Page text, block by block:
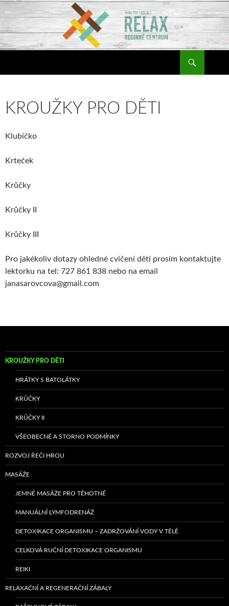
WEBU
KROUŽKY PRO DĚTI
Klubíčko
Krteček
Krůčky
Krůčky II
Krůčky III
Pro jakékoliv dotazy ohledné cvičení dětí prosím kontaktujte
lektorku na tel: 727 861 838 nebo na email
janasarovcova@gmail.com
KROUŽKY PRO DĚTI
HRÁTKY S BATOLÁTKY
KRŮČKY
KRŮČKY II
VŠEOBECNÉ A STORNO PODMÍNKY
ROZVOJ ŘEČI HROU
MASÁŽE
JEMNÉ MASÁŽE PRO TĚHOTNÉ
MANUÁLNÍ LYMFODRENÁŽ
DETOXIKACE ORGANISMU – ZADRŽOVÁNÍ VODY V TĚLĚ
CELKOVÁ RUČNÍ DETOXIKACE ORGANISMU
REIKI
RELAXAČNÍ A REGENERAČNÍ ZÁBALY